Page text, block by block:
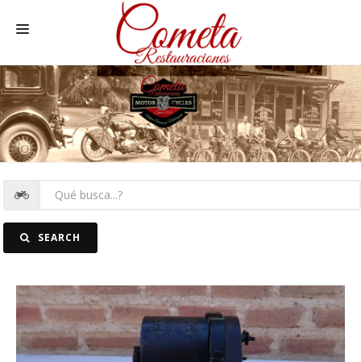
HOME
SPANISH MOTORCYCLES
MOTORCYCLE SPARE PARTS
PICTURES
SEARCH